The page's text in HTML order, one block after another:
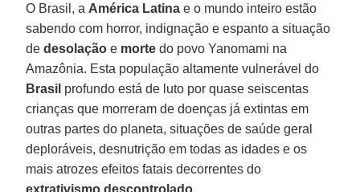
O Brasil, a América Latina e o mundo inteiro estão
sabendo com horror, indignação e espanto a situação
dedesolação e morte do povo Yanomami na
Amazônia. Esta população altamente vulnerável do
Brasil profundo está de luto por quase seiscentas
crianças que morreram de doenças já extintas em
outras partes do planeta, situações de saúde geral
deploráveis, desnutrição em todas as idades e os
mais atrozes efeitos fatais decorrentes do
extrativismo descontrolado.